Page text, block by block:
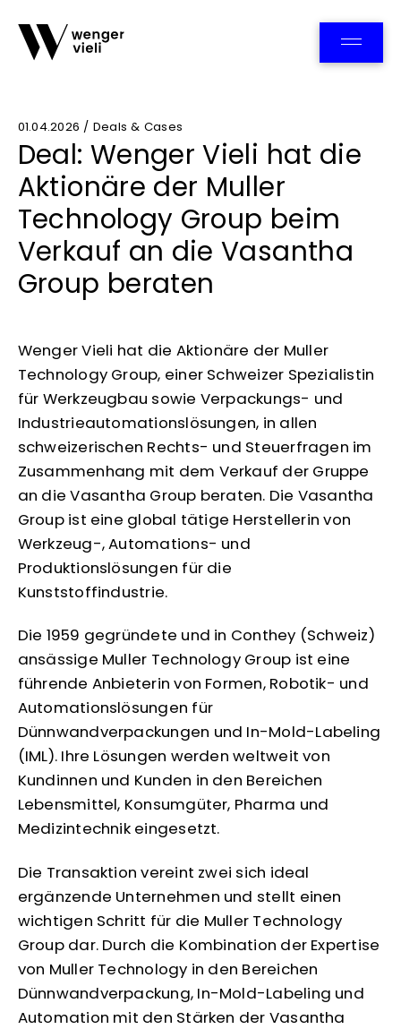
01.04.2026 / Deals & Cases
Deal: Wenger Vieli hat die
Aktionäre der Muller
Technology Group beim
Verkauf an die Vasantha
Group beraten
Wenger Vieli hat die Aktionäre der Muller
Technology Group, einer Schweizer Spezialistin
für Werkzeugbau sowie Verpackungs- und
Industrie­automationslösungen, in allen
schweizerischen Rechts- und Steuerfragen im
Zusammenhang mit dem Verkauf der Gruppe
an die Vasantha Group beraten. Die Vasantha
Group ist eine global tätige Herstellerin von
Werkzeug-, Automations- und
Produktionslösungen für die
Kunststoffindustrie.
Die 1959 gegründete und in Conthey (Schweiz)
ansässige Muller Technology Group ist eine
führende Anbieterin von Formen, Robotik- und
Automations­lösungen für
Dünnwandverpackungen und In-Mold-Labeling
(IML). Ihre Lösungen werden weltweit von
Kundinnen und Kunden in den Bereichen
Lebensmittel, Konsumgüter, Pharma und
Medizintechnik eingesetzt.
Die Transaktion vereint zwei sich ideal
ergänzende Unternehmen und stellt einen
wichtigen Schritt für die Muller Technology
Group dar. Durch die Kombination der Expertise
von Muller Technology in den Bereichen
Dünnwandverpackung, In-Mold-Labeling und
Automation mit den Stärken der Vasantha